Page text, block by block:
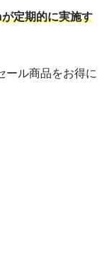
定期的に実施す
ール商品をお得に